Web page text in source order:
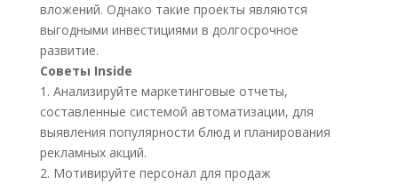
вложений. Однако такие проекты являются
выгодными инвестициями в долгосрочное
развитие.
Советы Inside
1. Анализируйте маркетинговые отчеты,
составленные системой автоматизации, для
выявления популярности блюд и планирования
рекламных акций.
2. Мотивируйте персонал для продаж